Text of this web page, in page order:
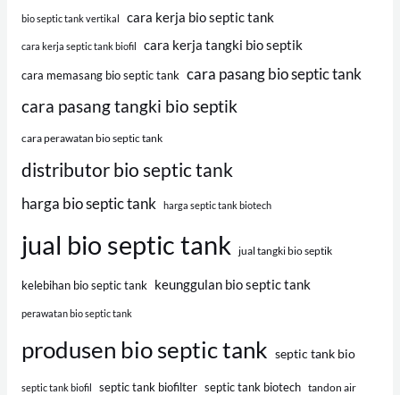
bio septic tank vertikal cara kerja bio septic tank
cara kerja septic tank biofil cara kerja tangki bio septik
cara memasang bio septic tank cara pasang bio septic tank
cara pasang tangki bio septik
cara perawatan bio septic tank
distributor bio septic tank
harga bio septic tank harga septic tank biotech
jual bio septic tank jual tangki bio septik
kelebihan bio septic tank keunggulan bio septic tank
perawatan bio septic tank
produsen bio septic tank septic tank bio
septic tank biofil septic tank biofilter septic tank biotech tandon air